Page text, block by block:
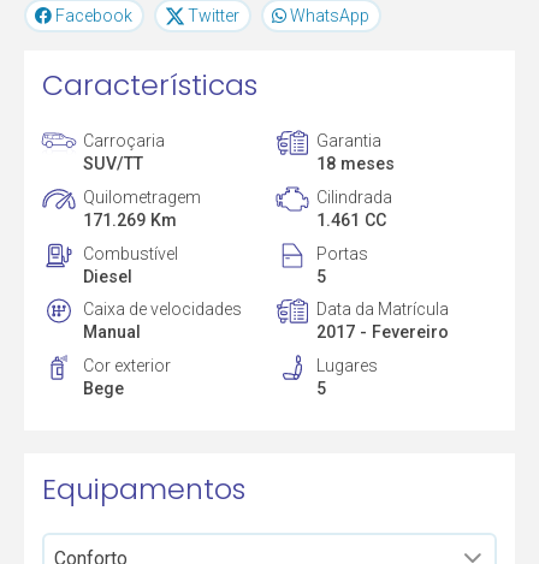
Facebook Twitter WhatsApp
Características
Carroçaria
SUV/TT
Garantia
18 meses
Quilometragem
171.269 Km
Cilindrada
1.461 CC
Combustível
Diesel
Portas
5
Caixa de velocidades
Manual
Data da Matrícula
2017 - Fevereiro
Cor exterior
Bege
Lugares
5
Equipamentos